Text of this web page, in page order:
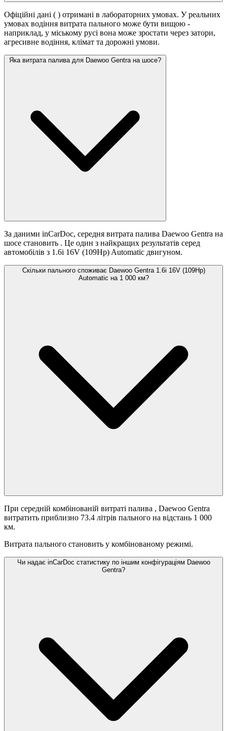
Офіційні дані ( ) отримані в лабораторних умовах. У реальних
умовах водіння витрата пального може бути вищою -
наприклад, у міському русі вона може зростати через затори,
агресивне водіння, клімат та дорожні умови.
Яка витрата палива для Daewoo Gentra на шосе?
За даними inCarDoc, середня витрата палива Daewoo Gentra на
шосе становить . Це один з найкращих результатів серед
автомобілів з 1.6i 16V (109Hp) Automatic двигуном.
Скільки пального споживає Daewoo Gentra 1.6i 16V (109Hp)
Automatic на 1 000 км?
При середній комбінованій витраті палива , Daewoo Gentra
витратить приблизно 73.4 літрів пального на відстань 1 000
км.
Витрата пального становить у комбінованому режимі.
Чи надає inCarDoc статистику по іншим конфігураціям Daewoo
Gentra?